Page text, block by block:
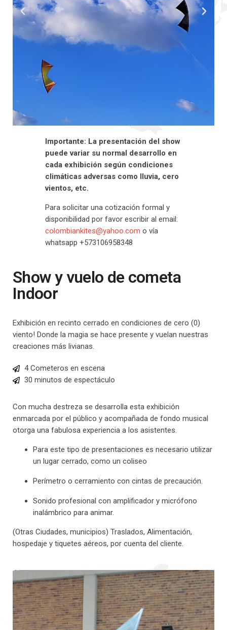
Importante: La presentación del show
puede variar su normal desarrollo en
cada exhibición según condiciones
climáticas adversas como lluvia, cero
vientos, etc.
Para solicitar una cotización formal y
disponibilidad por favor escribir al email:
colombiankites@yahoo.com o vía
whatsapp +573106958348
Show y vuelo de cometa
Indoor
Exhibición en recinto cerrado en condiciones de cero (0)
viento! Donde la magia se hace presente y vuelan nuestras
creaciones más livianas.
4 Cometeros en escena
30 minutos de espectáculo
Con mucha destreza se desarrolla esta exhibición
enmarcada por el público y acompañada de fondo musical
otorga una fabulosa experiencia a los asistentes.
Para este tipo de presentaciones es necesario utilizar
un lugar cerrado, como un coliseo
Perímetro o cerramiento con cintas de precaución.
Sonido profesional con amplificador y micrófono
inalámbrico para animar.
(Otras Ciudades, municipios) Traslados, Alimentación,
hospedaje y tiquetes aéreos, por cuenta del cliente.